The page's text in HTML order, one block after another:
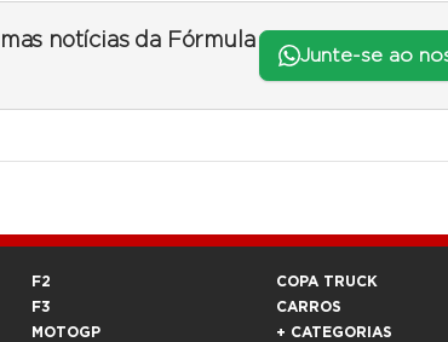
notícias da Fórmula
Junte-se ao
F2
F3
MOTOGP
COPA TRUCK
CARROS
+ CATEGORIAS